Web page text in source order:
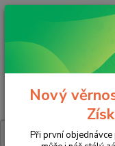
Menu
Nový
Při první